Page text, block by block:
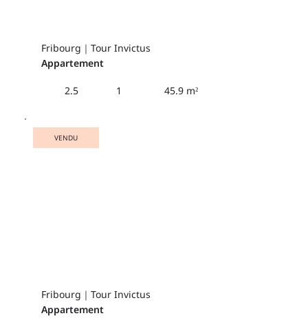
Fribourg｜Tour Invictus
Appartement
2.5 1 45.9 m²
VENDU
Fribourg｜Tour Invictus
Appartement